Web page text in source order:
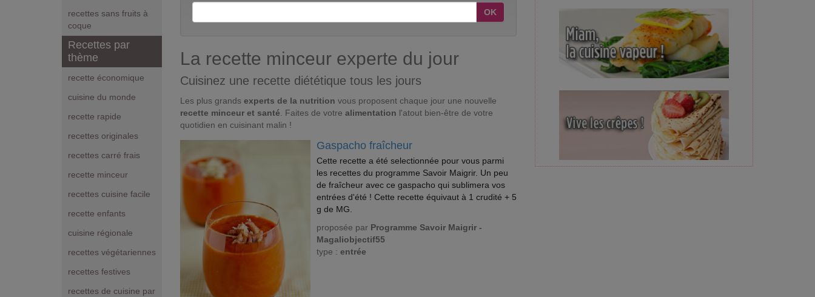
recettes sans fruits à
coque
Recettes par
thème
recette économique
cuisine du monde
recette rapide
recettes originales
recettes carré frais
recette minceur
recettes cuisine facile
recette enfants
cuisine régionale
recettes végétariennes
recettes festives
recettes de cuisine par
OK
La recette minceur experte du jour
Cuisinez une recette diététique tous les jours
Les plus grands experts de la nutrition vous proposent chaque jour une nouvelle
recette minceur et santé . Faites de votre alimentation l'atout bien-être de votre
quotidien en cuisinant malin !
Gaspacho fraîcheur
Cette recette a été selectionnée pour vous parmi
les recettes du programme Savoir Maigrir. Un peu
de fraîcheur avec ce gaspacho qui sublimera vos
entrées d'été ! Cette recette équivaut à 1 crudité + 5
g de MG.
proposée par Programme Savoir Maigrir -
Magaliobjectif55
type : entrée